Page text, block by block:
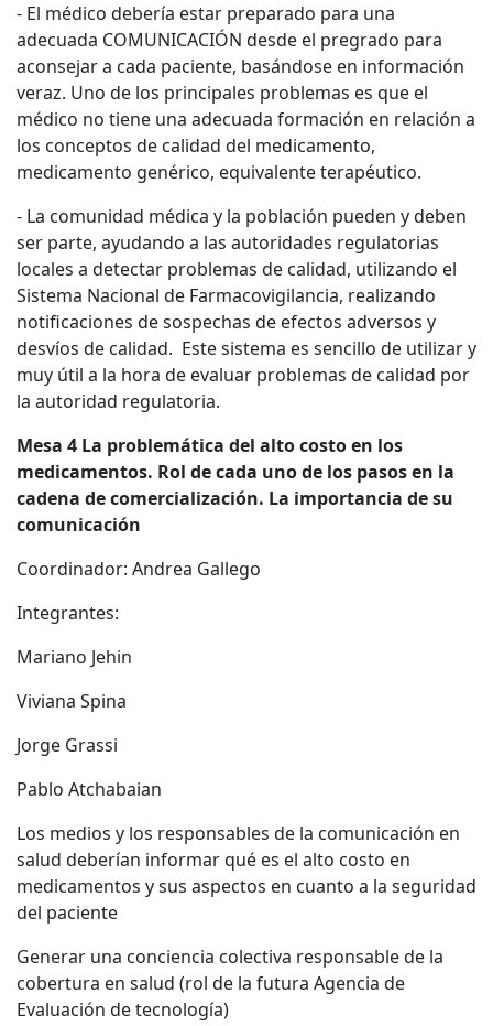
- El médico debería estar preparado para una
adecuada COMUNICACIÓN desde el pregrado para
aconsejar a cada paciente, basándose en información
veraz. Uno de los principales problemas es que el
médico no tiene una adecuada formación en relación a
los conceptos de calidad del medicamento,
medicamento genérico, equivalente terapéutico.
- La comunidad médica y la población pueden y deben
ser parte, ayudando a las autoridades regulatorias
locales a detectar problemas de calidad, utilizando el
Sistema Nacional de Farmacovigilancia, realizando
notificaciones de sospechas de efectos adversos y
desvíos de calidad. Este sistema es sencillo de utilizar y
muy útil a la hora de evaluar problemas de calidad por
la autoridad regulatoria.
Mesa 4 La problemática del alto costo en los
medicamentos. Rol de cada uno de los pasos en la
cadena de comercialización. La importancia de su
comunicación
Coordinador: Andrea Gallego
Integrantes:
Mariano Jehin
Viviana Spina
Jorge Grassi
Pablo Atchabaian
Los medios y los responsables de la comunicación en
salud deberían informar qué es el alto costo en
medicamentos y sus aspectos en cuanto a la seguridad
del paciente
Generar una conciencia colectiva responsable de la
cobertura en salud (rol de la futura Agencia de
Evaluación de tecnología)